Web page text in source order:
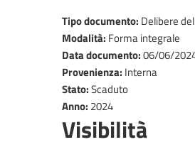
Tipo documento: Delibere
Modalità: Forma integrale
Data documento:06/06/
Provenienza: Interna
Stato:Scaduto
Anno: 2024
Visibilità